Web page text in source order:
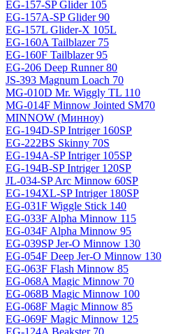
EG-157-SP Glider 105
EG-157A-SP Glider 90
EG-157L Glider-X 105L
EG-160A Tailblazer 75
EG-160F Tailblazer 95
EG-206 Deep Runner 80
JS-393 Magnum Loach 70
MG-010D Mr. Wiggly TL 110
MG-014F Minnow Jointed SM70
MINNOW (Минноу)
EG-194D-SP Intriger 160SP
EG-222BS Skinny 70S
EG-194A-SP Intriger 105SP
EG-194B-SP Intriger 120SP
JL-034-SP Arc Minnow 60SP
EG-194XL-SP Intriger 180SP
EG-031F Wiggle Stick 140
EG-033F Alpha Minnow 115
EG-034F Alpha Minnow 95
EG-039SP Jer-O Minnow 130
EG-054F Deep Jer-O Minnow 130
EG-063F Flash Minnow 85
EG-068A Magic Minnow 70
EG-068B Magic Minnow 100
EG-068F Magic Minnow 85
EG-069F Magiс Minnow 125
EG-124A Beakster 70